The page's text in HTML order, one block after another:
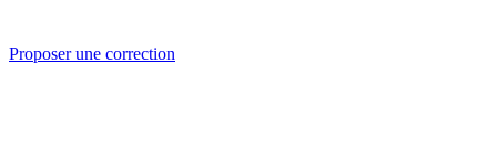
Proposer une correction